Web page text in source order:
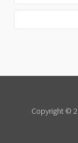
Copyright ©